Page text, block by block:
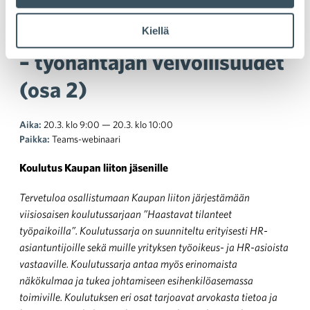
Kiellä
Työntekijöiden
psykososiaalinen kuormitus
– työnantajan velvollisuudet
(osa 2)
Aika: 20.3. klo 9:00 — 20.3. klo 10:00
Paikka: Teams-webinaari
Koulutus Kaupan liiton jäsenille
Tervetuloa osallistumaan Kaupan liiton järjestämään
viisiosaisen koulutussarjaan ”Haastavat tilanteet
työpaikoilla”. Koulutussarja on suunniteltu erityisesti HR-
asiantuntijoille sekä muille yrityksen työoikeus- ja HR-asioista
vastaaville. Koulutussarja antaa myös erinomaista
näkökulmaa ja tukea johtamiseen esihenkilöasemassa
toimiville. Koulutuksen eri osat tarjoavat arvokasta tietoa ja